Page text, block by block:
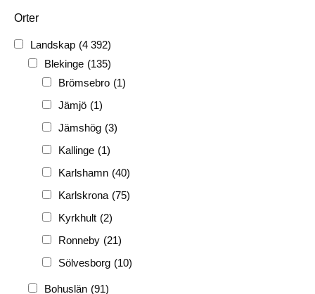
1910-tal
FH
(338)
FRG
(3 189)
PF (3 882)
PIONJÄR (129)
Orter
Landskap (4 392)
Blekinge (135)
Brömsebro (1)
Jämjö (1)
Jämshög (3)
Kallinge (1)
Karlshamn (40)
Karlskrona (75)
Kyrkhult (2)
Ronneby (21)
Sölvesborg (10)
Bohuslän (91)